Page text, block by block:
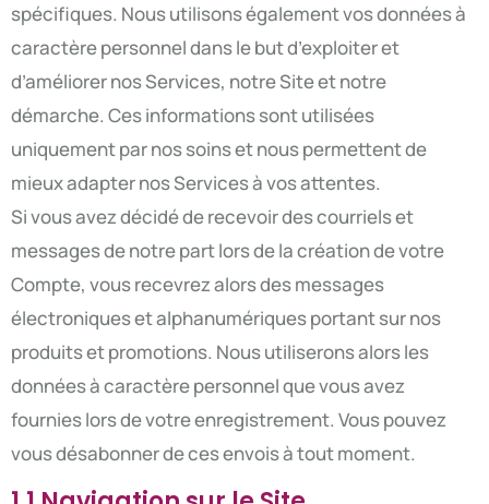
spécifiques. Nous utilisons également vos données à
caractère personnel dans le but d’exploiter et
d’améliorer nos Services, notre Site et notre
démarche. Ces informations sont utilisées
uniquement par nos soins et nous permettent de
mieux adapter nos Services à vos attentes.
Si vous avez décidé de recevoir des courriels et
messages de notre part lors de la création de votre
Compte, vous recevrez alors des messages
électroniques et alphanumériques portant sur nos
produits et promotions. Nous utiliserons alors les
données à caractère personnel que vous avez
fournies lors de votre enregistrement. Vous pouvez
vous désabonner de ces envois à tout moment.